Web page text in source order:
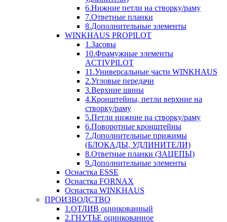
6.Нижние петли на створку/раму
7.Ответные планки
8.Дополнительные элементы
WINKHAUS PROPILOT
1.Засовы
10.Фрамужные элементы
ACTIVPILOT
11.Универсальные части WINKHAUS
2.Угловые передачи
3.Верхние шины
4.Кронштейны, петли верхние на
створку/раму
5.Петли нижние на створку/раму
6.Поворотные кронштейны
7.Дополнительные прижимы
(БЛОКАДЫ, УДЛИНИТЕЛИ)
8.Ответные планки (ЗАЦЕПЫ)
9.Дополнительные элементы
Оснастка ESSE
Оснастка FORNAX
Оснастка WINKHAUS
ПРОИЗВОДСТВО
1.ОТЛИВ оцинкованный
2.ГНУТЬЕ оцинкованное